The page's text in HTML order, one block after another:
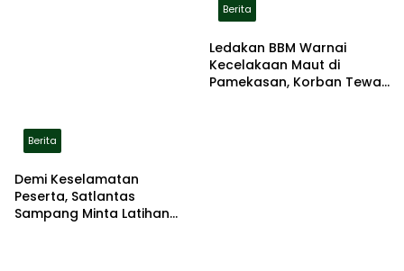
Berita
Demi Keselamatan
Peserta, Satlantas
Sampang Minta Latihan
Berita
Ledakan BBM Warnai
Kecelakaan Maut di
Pamekasan, Korban Tewas